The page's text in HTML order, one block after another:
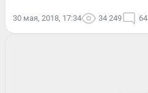
30 мая, 2018, 17:34 34 249 64